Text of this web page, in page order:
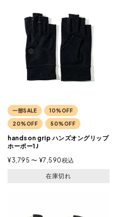
一部SALE 10%OFF
20%OFF 50%OFF
handson grip ハンズオングリップ
ホーボー1J
¥3,795 〜 ¥7,590税込
在庫切れ